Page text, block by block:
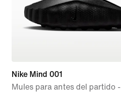
Nike Mind 001
Mules para antes del partido -